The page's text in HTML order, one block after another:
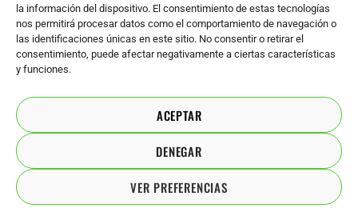
la información del dispositivo. El consentimiento de estas tecnologías
nos permitirá procesar datos como el comportamiento de navegación o
las identificaciones únicas en este sitio. No consentir o retirar el
consentimiento, puede afectar negativamente a ciertas características
y funciones.
ACEPTAR
DENEGAR
VER PREFERENCIAS
ACUERDOS LEGALES
Política de privacidad
Aviso legal
Productos
Máquinas Industriales
Marcas